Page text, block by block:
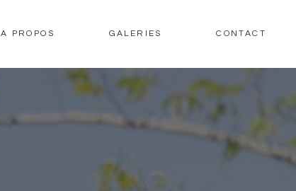
A PROPOS GALERIES CONTACT